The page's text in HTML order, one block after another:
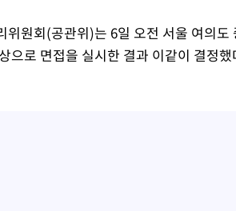
위원회(공관위)는 6일 오전 서울 여의
으로 면접을 실시한 결과 이같이 결정